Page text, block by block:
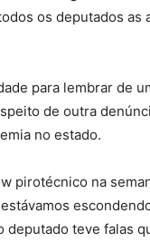
os deputados as
para lembrar de
de outra
no estado.
pirotécnico na
teve falas